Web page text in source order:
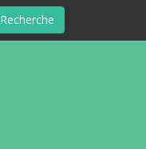
Recherche